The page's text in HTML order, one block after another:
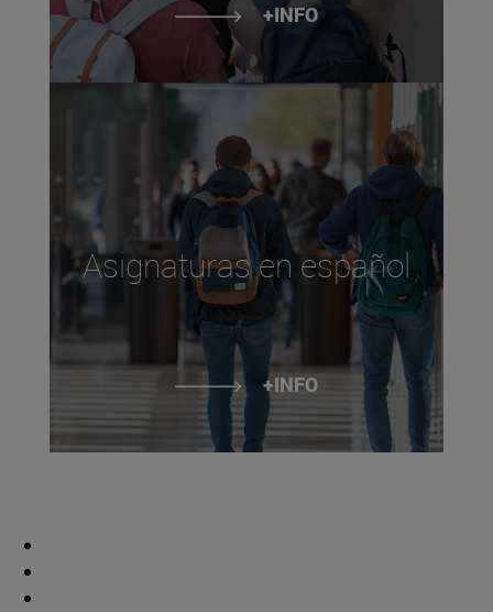
+INFO
Asignaturas en español
+INFO